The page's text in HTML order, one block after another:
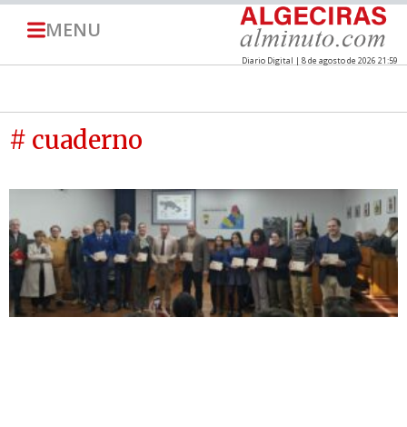
MENU
Diario Digital | 8 de agosto de 2026 21:59
# cuaderno